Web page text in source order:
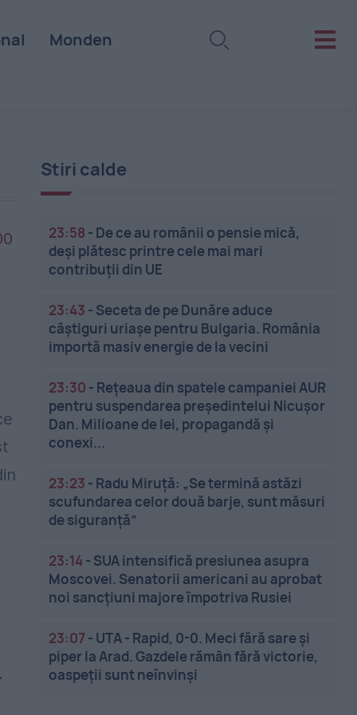
Monden
Stiri calde
23:58 - De ce au românii o pensie mică,
deși plătesc printre cele mai mari
contribuții din UE
23:43 - Seceta de pe Dunăre aduce
câștiguri uriașe pentru Bulgaria. România
importă masiv energie de la vecini
23:30 - Rețeaua din spatele campaniei AUR
pentru suspendarea președintelui Nicușor
Dan. Milioane de lei, propagandă și
conexi...
23:23 - Radu Miruță: „Se termină astăzi
scufundarea celor două barje, sunt măsuri
de siguranţă”
23:14- SUA intensifică presiunea asupra
Moscovei. Senatorii americani au aprobat
noi sancțiuni majore împotriva Rusiei
23:07 - UTA - Rapid, 0-0. Meci fără sare și
piper la Arad. Gazdele rămân fără victorie,
oaspeții sunt neînvinși